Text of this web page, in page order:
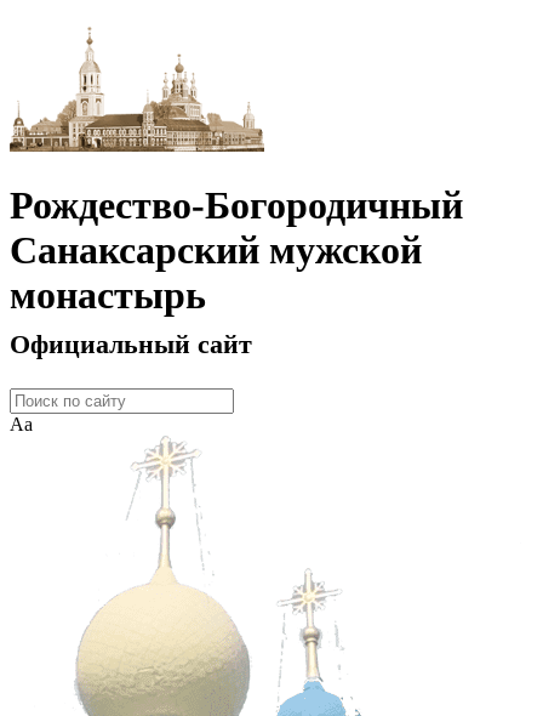
Рождество-Богородичный
Санаксарский мужской
монастырь
Официальный сайт
Аа